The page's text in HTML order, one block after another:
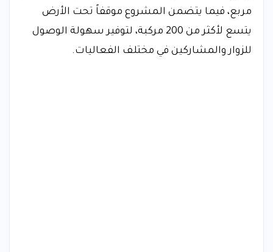
مربع، فيما يتضمن المشروع موقفاً تحت الأرض
يتسع لأكثر من 200 مركبة، لتوفير سهولة الوصول
للزوار والمشاركين في مختلف الفعاليات.